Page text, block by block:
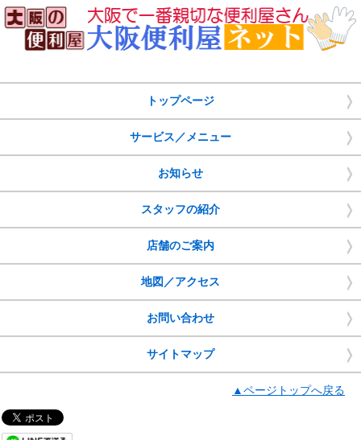
トップページ
サービス／メニュー
お知らせ
スタッフの紹介
店舗のご案内
地図／アクセス
お問い合わせ
サイトマップ
▲ページトップへ戻る